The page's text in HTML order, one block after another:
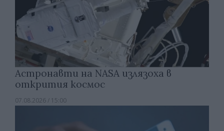
Астронавти на NASA излязоха в
открития космос
07.08.2026 / 15:00